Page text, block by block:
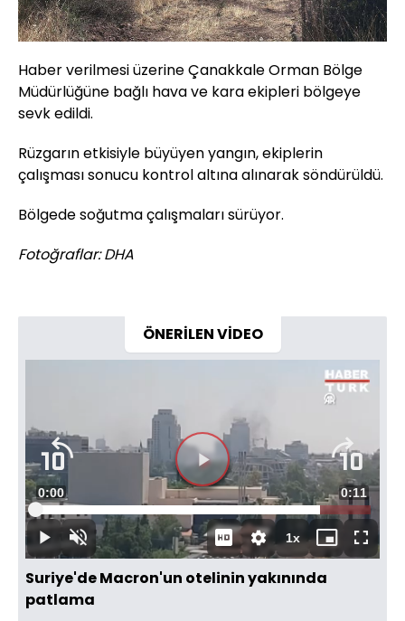
Haber verilmesi üzerine Çanakkale Orman Bölge
Müdürlüğüne bağlı hava ve kara ekipleri bölgeye
sevk edildi.
Rüzgarın etkisiyle büyüyen yangın, ekiplerin
çalışması sonucu kontrol altına alınarak söndürüldü.
Bölgede soğutma çalışmaları sürüyor.
Fotoğraflar: DHA
ÖNERİLEN VİDEO
Videoyu
Oynat
OynatSesi
Aç
Süre
0:00 Toplam
Süre
0:11
Yüklendi:
85.03%
1xOynatma
Hızı
Mini
oynatıcı
Tam
Ekran
Suriye'de Macron'un otelinin yakınında
patlama